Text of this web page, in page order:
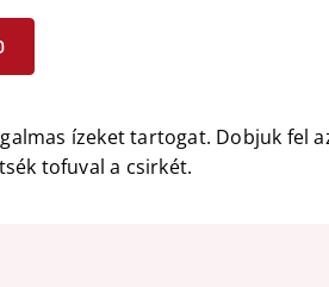
ízeket tartogat. Dobjuk fel
tofuval a csirkét.